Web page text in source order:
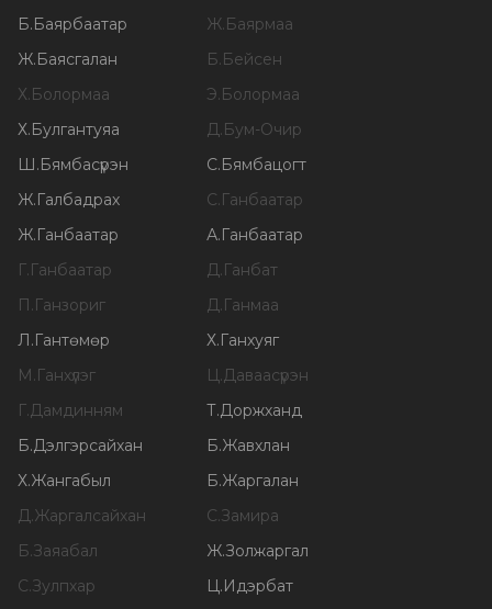
Б.Баярбаатар Ж.Баярмаа
Ж.Баясгалан Б.Бейсен
Х.Болормаа Э.Болормаа
Х.Булгантуяа Д.Бум-Очир
Ш.Бямбасүрэн С.Бямбацогт
Ж.Галбадрах С.Ганбаатар
Ж.Ганбаатар А.Ганбаатар
Г.Ганбаатар Д.Ганбат
П.Ганзориг Д.Ганмаа
Л.Гантөмөр Х.Ганхуяг
М.Ганхүлэг Ц.Даваасүрэн
Г.Дамдинням Т.Доржханд
Б.Дэлгэрсайхан Б.Жавхлан
Х.Жангабыл Б.Жаргалан
Д.Жаргалсайхан С.Замира
Б.Заяабал Ж.Золжаргал
С.Зулпхар Ц.Идэрбат